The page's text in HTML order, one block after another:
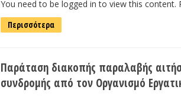
You need to be logged in to view this content.
Περισσότερα
Παράταση διακοπής παραλαβής
συνδρομής από τον Οργανισμό